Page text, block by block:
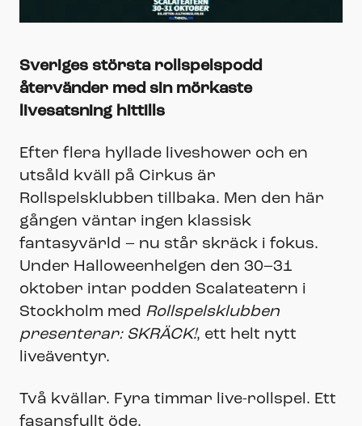
Sveriges största rollspelspodd
återvänder med sin mörkaste
livesatsning hittills
Efter flera hyllade liveshower och en
utsåld kväll på Cirkus är
Rollspelsklubben tillbaka. Men den här
gången väntar ingen klassisk
fantasyvärld – nu står skräck i fokus.
Under Halloweenhelgen den 30–31
oktober intar podden Scalateatern i
Stockholm med Rollspelsklubben
presenterar: SKRÄCK!, ett helt nytt
liveäventyr.
Två kvällar. Fyra timmar live-rollspel. Ett
fasansfullt öde.